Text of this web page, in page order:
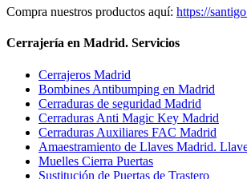
Compra nuestros productos aquí: https://
Cerrajería en Madrid. Servicios
Cerrajeros Madrid
Bombines Antibumping en Madrid
Cerraduras de seguridad Madrid
Cerraduras Anti Magic Key Madrid
Cerraduras Auxiliares FAC Madrid
Amaestramiento de Llaves Madrid.
Muelles Cierra Puertas
Sustitución de Puertas de Trastero